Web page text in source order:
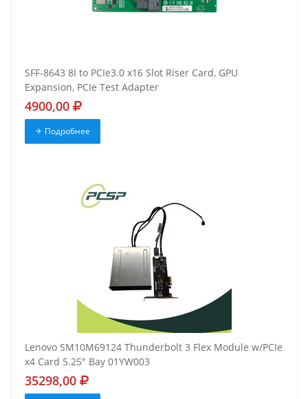
SFF-8643 8I to PCIe3.0 x16 Slot Riser Card, GPU
Expansion, PCIe Test Adapter
4900,00
Подробнее
Lenovo SM10M69124 Thunderbolt 3 Flex Module w/PCIe
x4 Card 5.25" Bay 01YW003
35298,00